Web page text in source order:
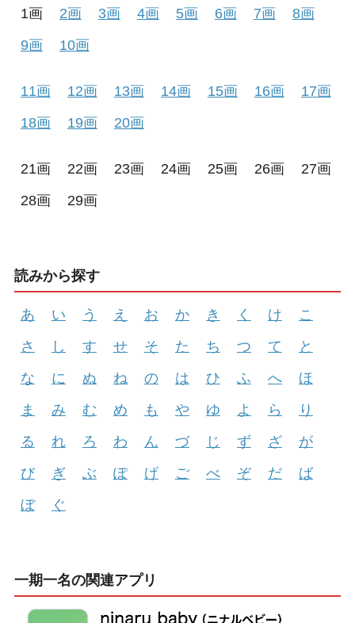
1画 2画 3画 4画 5画 6画 7画
8画
9画
10画
11画 12画 13画 14画 15画 16画
17画
18画
19画 20画
21画 22画 23画 24画 25画 26画
27画
28画
29画
読みから探す
あ い う え お か き く け
こ
さ
し す せ そ た ち つ て
と
な
に ぬ ね の は ひ ふ へ
ほ
ま
み む め も や ゆ よ ら
り
る
れ ろ わ ん づ じ ず ざ
が
び
ぎ ぶ ぽ げ ご べ ぞ だ
ば
ぼ
ぐ
一期一名の関連アプリ